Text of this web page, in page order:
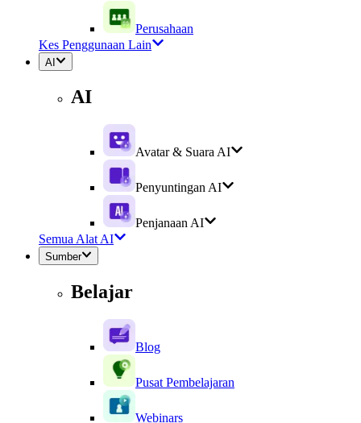
Perusahaan
Kes Penggunaan Lain
AI
AI
Avatar & Suara AI
Penyuntingan AI
Penjanaan AI
Semua Alat AI
Sumber
Belajar
Blog
Pusat Pembelajaran
Webinars